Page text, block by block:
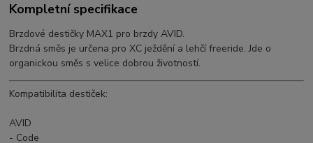
Kompletní specifikace
Brzdové destičky MAX1 pro brzdy AVID.
Brzdná směs je určena pro XC ježdění a lehčí freeride. Jde o
organickou směs s velice dobrou životností.
Kompatibilita destiček:
AVID
- Code